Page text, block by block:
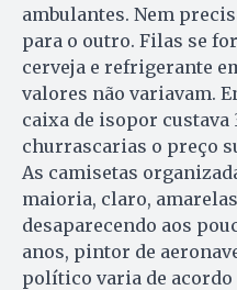
ambulantes. Nem
para o outro. Filas se
cerveja e refrigerante
valores não variavam.
caixa de isopor custava
churrascarias o preço
As camisetas
maioria, claro,
desaparecendo aos
anos, pintor de
político varia de acordo